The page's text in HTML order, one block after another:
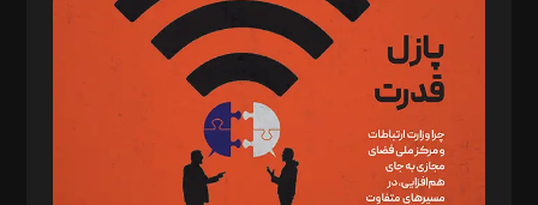
تحریریه‌: مجتبی محمود‌ی، آرش برهمند، یسنا امان‌پور، سروش کرمیان،
مصطفی مسجدی آرانی، ابوالفضل رجبی، زهرا فکرانه، فائزه فتحی
رستمی،مصطفی باستان
ویرایش: نگار استاد‌‌آقا
طراح یونیفرم: مجید توکلی
فیلمبرداری و عکاسی: امیر شفیعی، مانی لطفی زاده